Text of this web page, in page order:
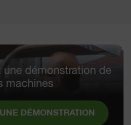
une démonstration de
machines
DÉMONSTRATION